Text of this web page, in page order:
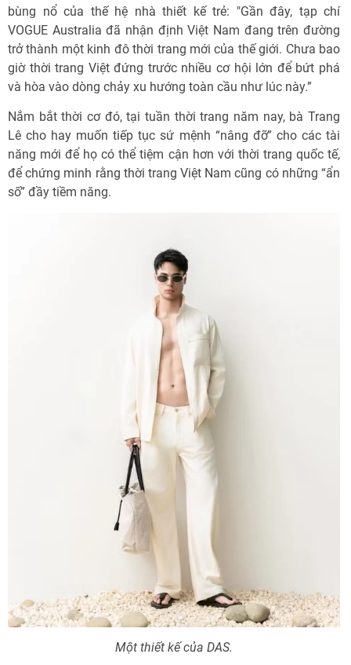
bùng nổ của thế hệ nhà thiết kế trẻ: "Gần đây, tạp chí
VOGUE Australia đã nhận định Việt Nam đang trên đường
trở thành một kinh đô thời trang mới của thế giới. Chưa bao
giờ thời trang Việt đứng trước nhiều cơ hội lớn để bứt phá
và hòa vào dòng chảy xu hướng toàn cầu như lúc này.”
Nắm bắt thời cơ đó, tại tuần thời trang năm nay, bà Trang
Lê cho hay muốn tiếp tục sứ mệnh “nâng đỡ” cho các tài
năng mới để họ có thể tiệm cận hơn với thời trang quốc tế,
để chứng minh rằng thời trang Việt Nam cũng có những “ẩn
số” đầy tiềm năng.
Một thiết kế của DAS.